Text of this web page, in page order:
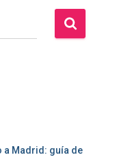
a Madrid: guía de